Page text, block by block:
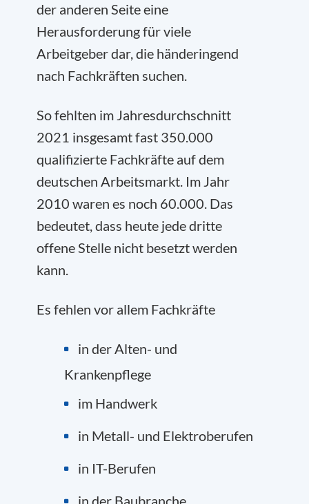
der anderen Seite eine
Herausforderung für viele
Arbeitgeber dar, die händeringend
nach Fachkräften suchen.
So fehlten im Jahresdurchschnitt
2021 insgesamt fast 350.000
qualifizierte Fachkräfte auf dem
deutschen Arbeitsmarkt. Im Jahr
2010 waren es noch 60.000. Das
bedeutet, dass heute jede dritte
offene Stelle nicht besetzt werden
kann.
Es fehlen vor allem Fachkräfte
in der Alten- und
Krankenpflege
im Handwerk
in Metall- und Elektroberufen
in IT-Berufen
in der Baubranche.